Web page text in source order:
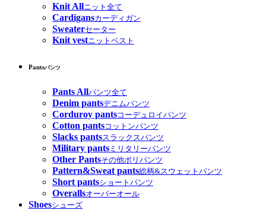
Knit Allニット全て
Cardigansカーディガン
Sweaterセーター
Knit vestニットベスト
Pantsパンツ
Pants Allパンツ全て
Denim pantsデニムパンツ
Corduroy pantsコーデュロイパンツ
Cotton pantsコットンパンツ
Slacks pantsスラックスパンツ
Military pants ミリタリーパンツ
Other Pantsその他ポリパンツ
Pattern&Sweat pants総柄&スウェットパンツ
Short pantsショートパンツ
Overallsオーバーオール
Shoesシューズ